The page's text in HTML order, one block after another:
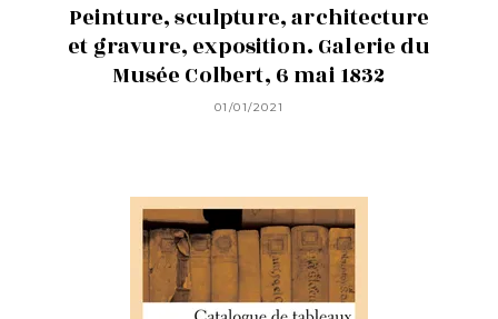
Peinture, sculpture, architecture
et gravure, exposition. Galerie du
Musée Colbert, 6 mai 1832
01/01/2021